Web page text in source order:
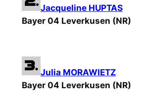
Jacqueline HUPTAS
Bayer 04 Leverkusen (NR)
Julia MORAWIETZ
Bayer 04 Leverkusen (NR)